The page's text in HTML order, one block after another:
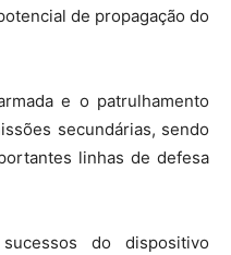
de propagação do
e o patrulhamento
secundárias, sendo
linhas de defesa
do dispositivo